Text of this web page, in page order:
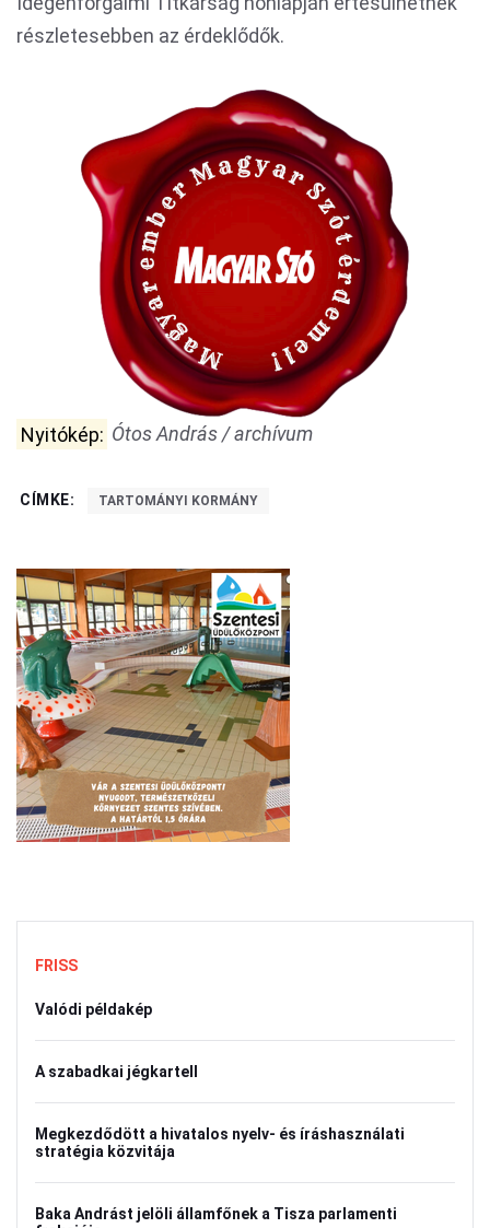
részletesebben az érdeklődők.
Nyitókép: Ótos András / archívum
CÍMKE: TARTOMÁNYI KORMÁNY
FRISS
Valódi példakép
A szabadkai jégkartell
Megkezdődött a hivatalos nyelv- és íráshasználati
stratégia közvitája
Baka Andrást jelöli államfőnek a Tisza parlamenti